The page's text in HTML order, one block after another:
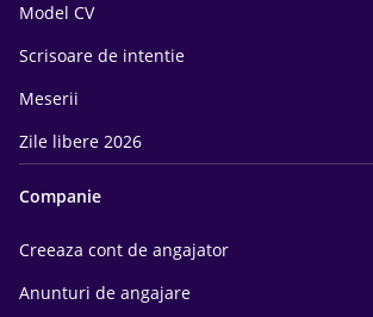
Model CV
Scrisoare de intentie
Meserii
Zile libere 2026
Companie
Creeaza cont de angajator
Anunturi de angajare